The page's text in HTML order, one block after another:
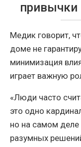
Медик говорит,
доме не
минимизация
играет важную
«Люди часто
это одно
но на самом
разумных